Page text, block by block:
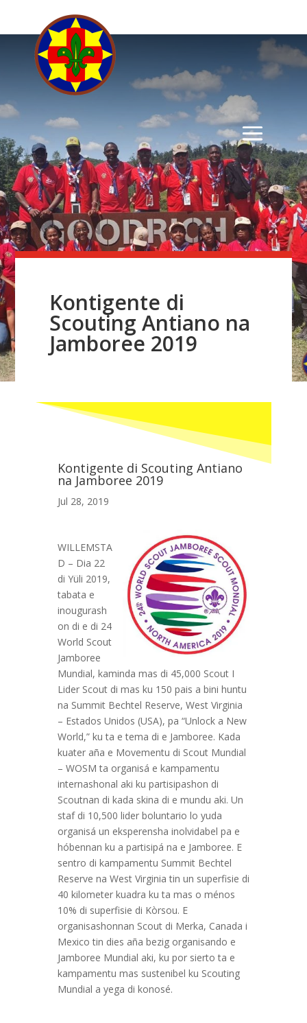
Kontigente di
Scouting Antiano na
Jamboree 2019
Kontigente di Scouting Antiano
na Jamboree 2019
Jul 28, 2019
WILLEMSTA
D – Dia 22
di Yüli 2019,
tabata e
inougurash
on di e di 24
World Scout
Jamboree
Mundial, kaminda mas di 45,000 Scout I
Lider Scout di mas ku 150 pais a bini huntu
na Summit Bechtel Reserve, West Virginia
– Estados Unidos (USA), pa “Unlock a New
World,” ku ta e tema di e Jamboree. Kada
kuater aña e Movementu di Scout Mundial
– WOSM ta organisá e kampamentu
internashonal aki ku partisipashon di
Scoutnan di kada skina di e mundu aki. Un
staf di 10,500 lider boluntario lo yuda
organisá un eksperensha inolvidabel pa e
hóbennan ku a partisipá na e Jamboree. E
sentro di kampamentu Summit Bechtel
Reserve na West Virginia tin un superfisie di
40 kilometer kuadra ku ta mas o ménos
10% di superfisie di Kòrsou. E
organisashonnan Scout di Merka, Canada i
Mexico tin dies aña bezig organisando e
Jamboree Mundial aki, ku por sierto ta e
kampamentu mas sustenibel ku Scouting
Mundial a yega di konosé.